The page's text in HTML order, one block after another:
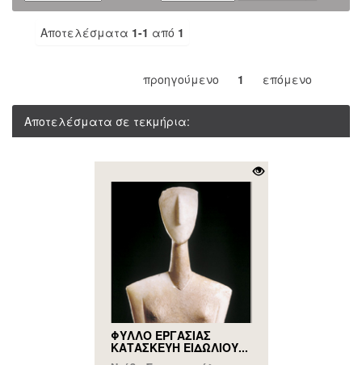
Αποτελέσματα 1-1 από 1
προηγούμενο 1 επόμενο
Αποτελέσματα σε τεκμήρια:
ΦΥΛΛΟ ΕΡΓΑΣΙΑΣ
ΚΑΤΑΣΚΕΥΗ ΕΙΔΩΛΙΟΥ...